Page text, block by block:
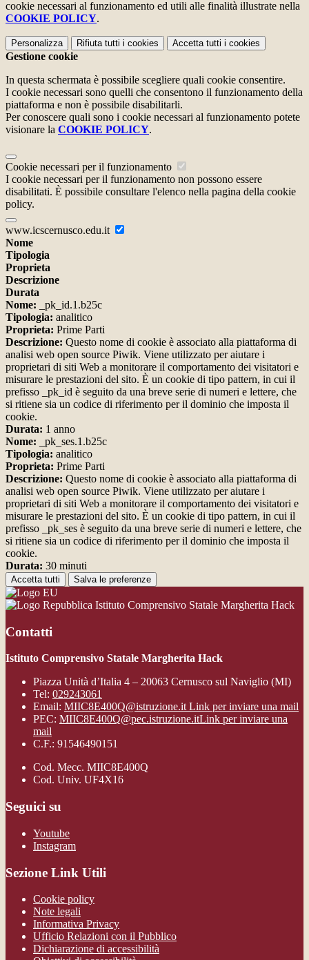
cookie necessari al funzionamento ed utili alle finalità illustrate nella
COOKIE POLICY.
Personalizza Rifiuta tutti i cookies Accetta tutti i cookies
Gestione cookie
In questa schermata è possibile scegliere quali cookie consentire.
I cookie necessari sono quelli che consentono il funzionamento della
piattaforma e non è possibile disabilitarli.
Per conoscere quali sono i cookie necessari al funzionamento potete
visionare la COOKIE POLICY.
Cookie necessari per il funzionamento
I cookie necessari per il funzionamento non possono essere
disabilitati. È possibile consultare l'elenco nella pagina della cookie
policy.
www.icscernusco.edu.it
Nome
Tipologia
Proprieta
Descrizione
Durata
Nome: _pk_id.1.b25c
Tipologia: analitico
Proprieta: Prime Parti
Descrizione: Questo nome di cookie è associato alla piattaforma di
analisi web open source Piwik. Viene utilizzato per aiutare i
proprietari di siti Web a monitorare il comportamento dei visitatori e
misurare le prestazioni del sito. È un cookie di tipo pattern, in cui il
prefisso _pk_id è seguito da una breve serie di numeri e lettere, che
si ritiene sia un codice di riferimento per il dominio che imposta il
cookie.
Durata: 1 anno
Nome: _pk_ses.1.b25c
Tipologia: analitico
Proprieta: Prime Parti
Descrizione: Questo nome di cookie è associato alla piattaforma di
analisi web open source Piwik. Viene utilizzato per aiutare i
proprietari di siti Web a monitorare il comportamento dei visitatori e
misurare le prestazioni del sito. È un cookie di tipo pattern, in cui il
prefisso _pk_ses è seguito da una breve serie di numeri e lettere, che
si ritiene sia un codice di riferimento per il dominio che imposta il
cookie.
Durata: 30 minuti
Accetta tutti Salva le preferenze
Istituto Comprensivo Statale Margherita Hack
Contatti
Istituto Comprensivo Statale Margherita Hack
Piazza Unità d’Italia 4 – 20063 Cernusco sul Naviglio (MI)
Tel: 029243061
Email: MIIC8E400Q@istruzione.itLink per inviare una mail
PEC: MIIC8E400Q@pec.istruzione.itLink per inviare una
mail
C.F.: 91546490151
Cod. Mecc. MIIC8E400Q
Cod. Univ. UF4X16
Seguici su
Youtube
Instagram
Sezione Link Utili
Cookie policy
Note legali
Informativa Privacy
Ufficio Relazioni con il Pubblico
Dichiarazione di accessibilità